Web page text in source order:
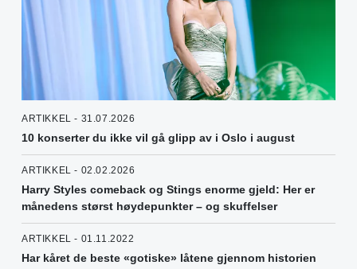
ARTIKKEL - 31.07.2026
10 konserter du ikke vil gå glipp av i Oslo i august
ARTIKKEL - 02.02.2026
Harry Styles comeback og Stings enorme gjeld: Her er
månedens størst høydepunkter – og skuffelser
ARTIKKEL - 01.11.2022
Har kåret de beste «gotiske» låtene gjennom historien